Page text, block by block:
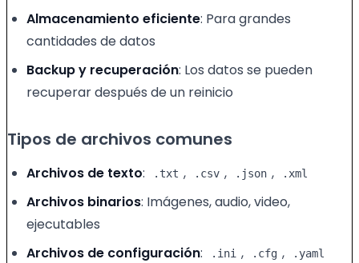
Almacenamiento eficiente: Para grandes
cantidades de datos
Backup y recuperación: Los datos se pueden
recuperar después de un reinicio
Tipos de archivos comunes
Archivos de texto: .txt , .csv , .json , .xml
Archivos binarios: Imágenes, audio, video,
ejecutables
Archivos de configuración: .ini , .cfg , .yaml